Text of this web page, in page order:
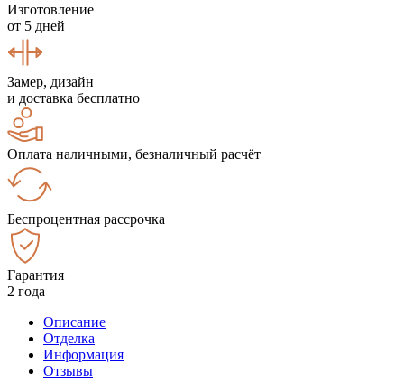
Изготовление
от 5 дней
Замер, дизайн
и доставка бесплатно
Оплата наличными, безналичный расчёт
Беспроцентная рассрочка
Гарантия
2 года
Описание
Отделка
Информация
Отзывы